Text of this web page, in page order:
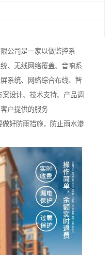
公司是一家以做监控系
、无线网络覆盖、音响系
系统、网络综合布线、智
设计、技术支持、产品调
户提供的服务
好防雨措施，防止雨水渗